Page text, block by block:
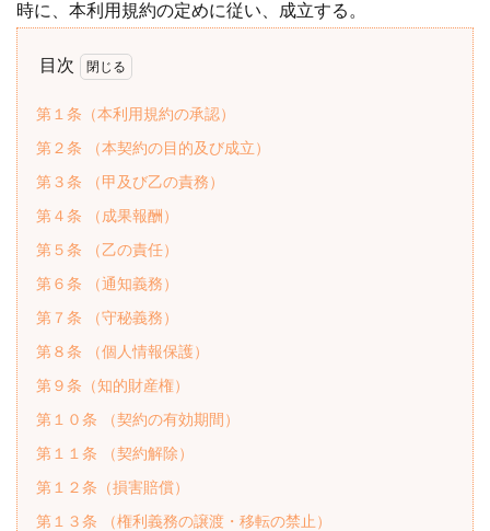
時に、本利用規約の定めに従い、成立する。
目次
第１条（本利用規約の承認）
第２条 （本契約の目的及び成立）
第３条 （甲及び乙の責務）
第４条 （成果報酬）
第５条 （乙の責任）
第６条 （通知義務）
第７条 （守秘義務）
第８条 （個人情報保護）
第９条（知的財産権）
第１０条 （契約の有効期間）
第１１条 （契約解除）
第１２条（損害賠償）
第１３条 （権利義務の譲渡・移転の禁止）